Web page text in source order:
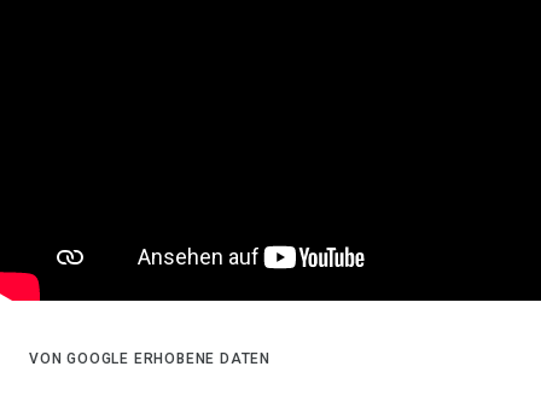
VON GOOGLE ERHOBENE DATEN